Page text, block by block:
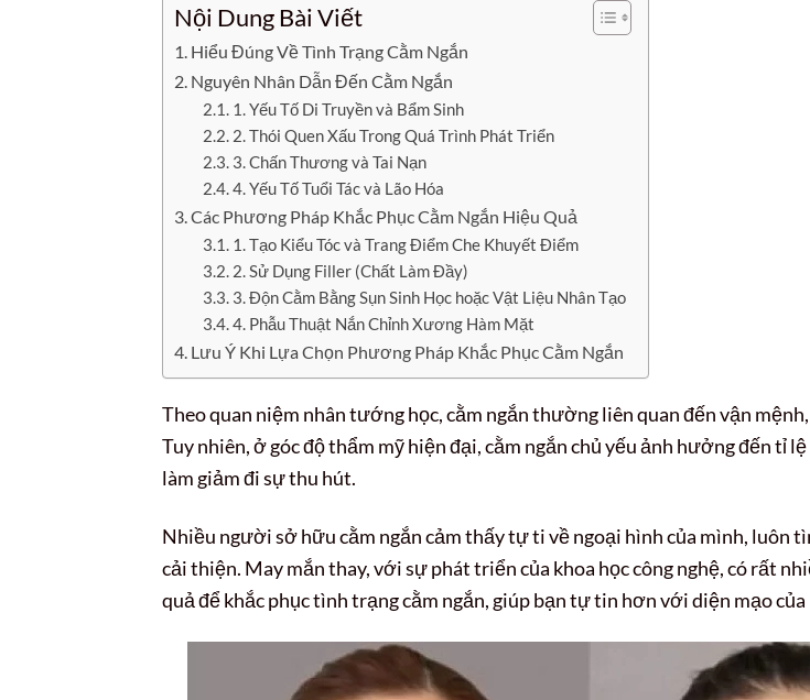
Nội Dung Bài Viết
Hiểu Đúng Về Tình Trạng Cằm Ngắn
Nguyên Nhân Dẫn Đến Cằm Ngắn
1. Yếu Tố Di Truyền và Bẩm Sinh
2. Thói Quen Xấu Trong Quá Trình Phát Triển
3. Chấn Thương và Tai Nạn
4. Yếu Tố Tuổi Tác và Lão Hóa
Các Phương Pháp Khắc Phục Cằm Ngắn Hiệu Quả
1. Tạo Kiểu Tóc và Trang Điểm Che Khuyết Điểm
2. Sử Dụng Filler (Chất Làm Đầy)
3. Độn Cằm Bằng Sụn Sinh Học hoặc Vật Liệu Nhân Tạo
4. Phẫu Thuật Nắn Chỉnh Xương Hàm Mặt
Lưu Ý Khi Lựa Chọn Phương Pháp Khắc Phục Cằm Ngắn
Theo quan niệm nhân tướng học, cằm ngắn thường liên quan đến vận
Tuy nhiên, ở góc độ thẩm mỹ hiện đại, cằm ngắn chủ yếu ảnh hưởng đến tỉ
làm giảm đi sự thu hút.
Nhiều người sở hữu cằm ngắn cảm thấy tự ti về ngoại hình của mình, luôn
cải thiện. May mắn thay, với sự phát triển của khoa học công nghệ, có rất
quả để khắc phục tình trạng cằm ngắn, giúp bạn tự tin hơn với diện mạo của